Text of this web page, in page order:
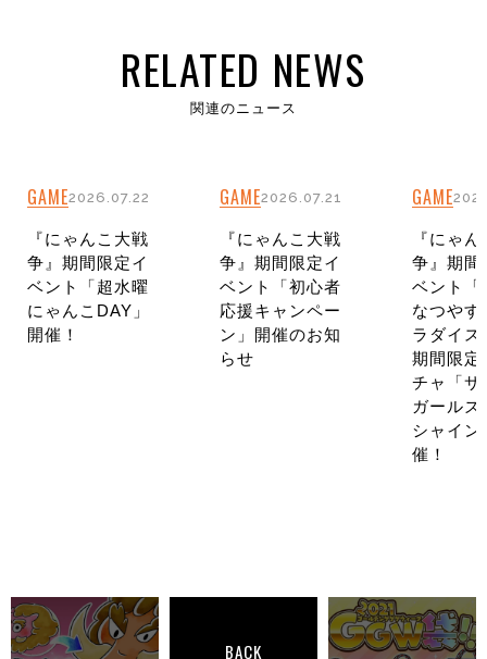
RELATED NEWS
関連のニュース
GAME2026.07.22
『にゃんこ大戦
争』期間限定イ
ベント「超水曜
にゃんこDAY」
開催！
GAME2026.07.21
『にゃんこ大戦
争』期間限定イ
ベント「初心者
応援キャンペー
ン」開催のお知
らせ
GAME
『にゃ
争』期間
ベント「
なつやす
ラダイス
期間限定
チャ「サ
ガールズ
シャイン
催！
BACK